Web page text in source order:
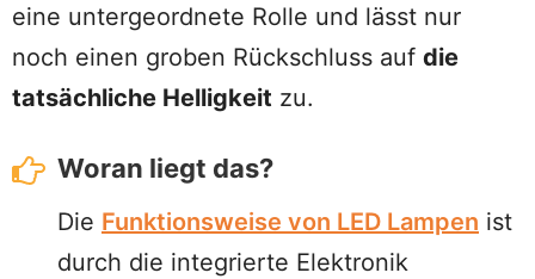
eine untergeordnete Rolle und lässt nur
noch einen groben Rückschluss auf die
tatsächliche Helligkeit zu.
Woran liegt das?
Die Funktionsweise von LED Lampen ist
durch die integrierte Elektronik